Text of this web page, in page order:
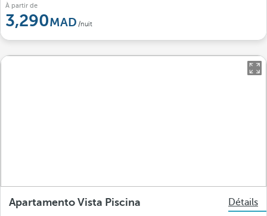
À partir de
3,290 /nuit
Apartamento Vista Piscina
Détails